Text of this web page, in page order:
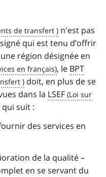
n'est pas
qui est tenu d’offrir
région désignée en
, le BPT
doit, en plus de se
dans la LSEF
qui suit :
des services en
de la qualité –
en se servant du